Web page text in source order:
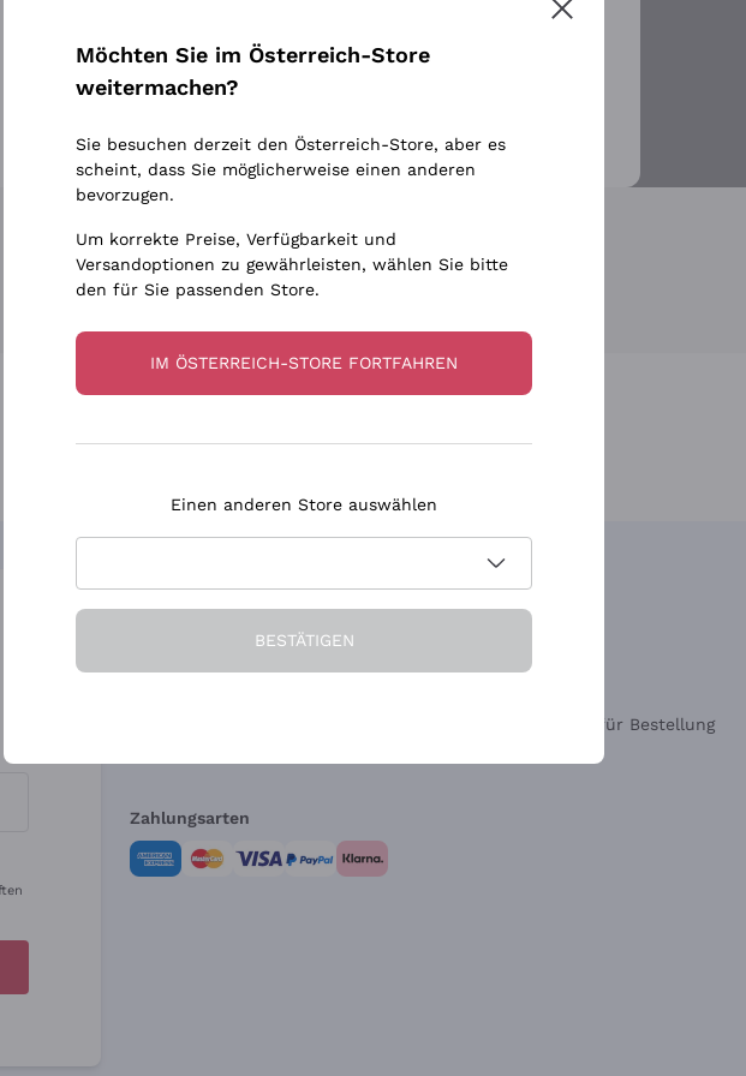
Sulfite
Occhipinti Arianna
Biondi Santi
Argiolas
Zenato
Ca' dei Frati
Chardonnay
Die Firma Brauchen Sie Hilfe?
Widerrufsformular für Bestellung
Zahlungsarten
Weitere Informationen finden Sie in unserem Datenschutz-Bestimmungen
Möchten Sie im Österreich-Store
weitermachen?
Sie besuchen derzeit den Österreich-Store, aber es
scheint, dass Sie möglicherweise einen anderen
bevorzugen.
Um korrekte Preise, Verfügbarkeit und
Versandoptionen zu gewährleisten, wählen Sie bitte
den für Sie passenden Store.
IM ÖSTERREICH-STORE FORTFAHREN
Einen anderen Store auswählen
BESTÄTIGEN